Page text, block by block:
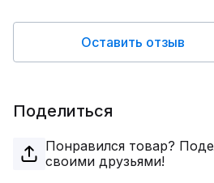
Оставить отзыв
Поделиться
Понравился товар?
своими друзьями!